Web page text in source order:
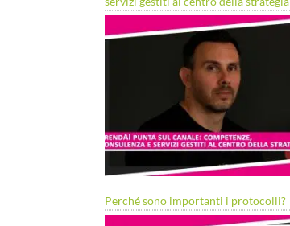
Perché sono importanti i protocolli?